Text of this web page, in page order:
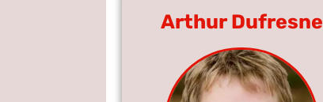
Arthur Dufresne